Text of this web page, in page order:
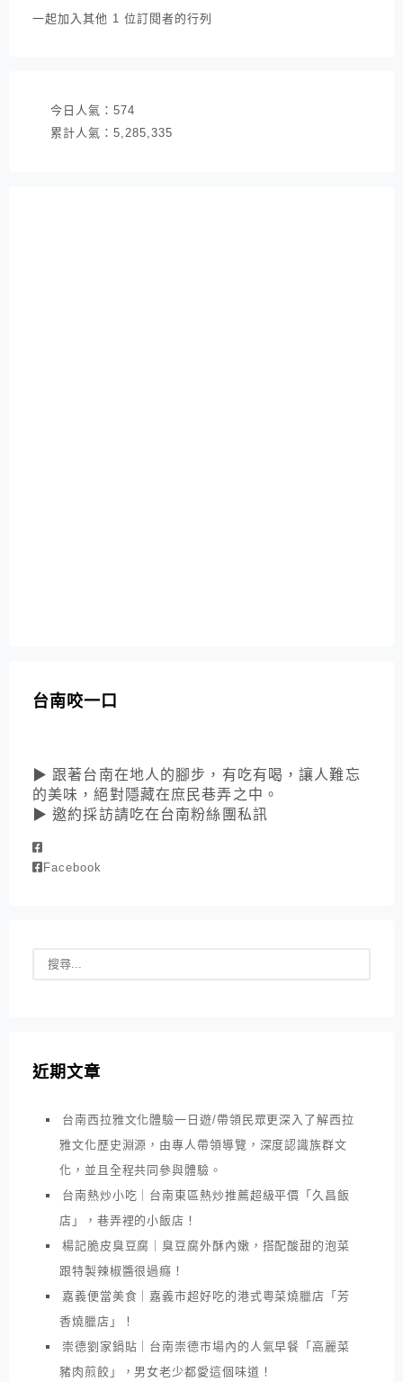
件
一起加入其他 1 位訂閱者的行列
今日人氣： 574
累計人氣： 5,285,335
台南咬一口
▶ 跟著台南在地人的腳步，有吃有喝，讓人難忘
的美味，絕對隱藏在庶民巷弄之中。
▶ 邀約採訪請吃在台南粉絲團私訊
Facebook
近期文章
台南西拉雅文化體驗一日遊/帶領民眾更深入了解西拉
雅文化歷史淵源，由專人帶領導覽，深度認識族群文
化，並且全程共同參與體驗。
台南熱炒小吃｜台南東區熱炒推薦超級平價「久昌飯
店」，巷弄裡的小飯店！
楊記脆皮臭豆腐｜臭豆腐外酥內嫩，搭配酸甜的泡菜
跟特製辣椒醬很過癮！
嘉義便當美食｜嘉義市超好吃的港式粵菜燒臘店「芳
香燒臘店」！
崇德劉家鍋貼｜台南崇德市場內的人氣早餐「高麗菜
豬肉煎餃」，男女老少都愛這個味道！